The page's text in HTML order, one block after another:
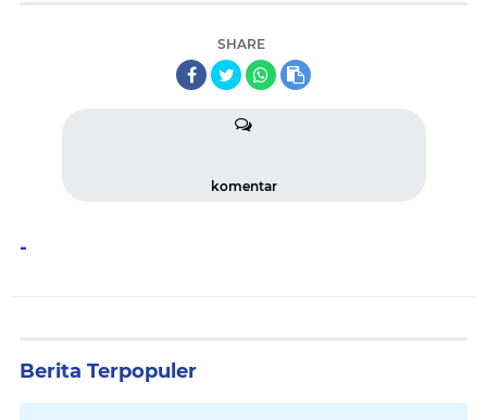
SHARE
komentar
-
Berita Terpopuler